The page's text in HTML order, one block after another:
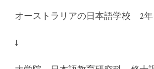
オーストラリアの日本語学校 2年
↓